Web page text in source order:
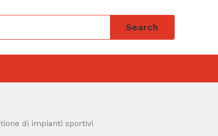
Search
di impianti sportivi